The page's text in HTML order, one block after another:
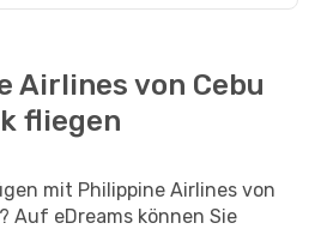
Airlines von Cebu
fliegen
mit Philippine Airlines von
Auf eDreams können Sie